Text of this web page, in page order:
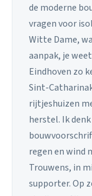
de moderne
vragen voor
Witte Dame,
aanpak, je
Eindhoven zo
Sint-
rijtjeshuizen
herstel. Ik
regen en wind
Trouwens, in
supporter. Op